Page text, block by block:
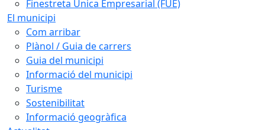
Finestreta Única Empresarial (FUE)
El municipi
Com arribar
Plànol / Guia de carrers
Guia del municipi
Informació del municipi
Turisme
Sostenibilitat
Informació geogràfica